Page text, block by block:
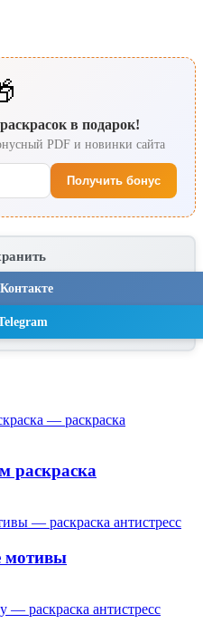
в подарок!
PDF и новинки сайта
Получить бонус
раскраска
мотивы